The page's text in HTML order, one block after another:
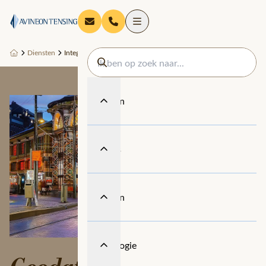
Diensten
Thema's
Sectoren
Technologie
Diensten Integration Services